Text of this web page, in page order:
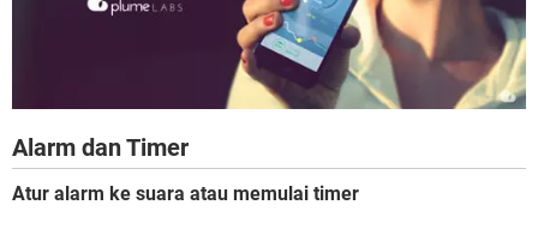
Alarm dan Timer
Atur alarm ke suara atau memulai timer